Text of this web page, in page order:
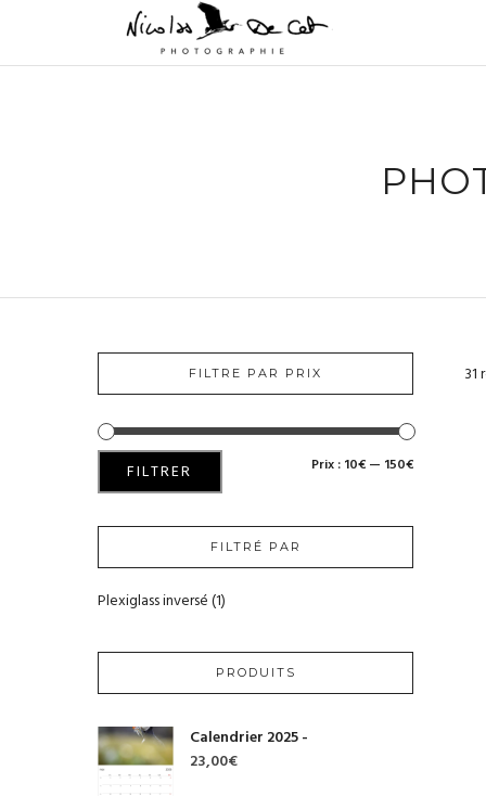
31
FILTRE PAR PRIX
PRIX
MIN
PRIX
MAX
FILTRER Prix : 10€ — 150€
FILTRÉ PAR
Plexiglass inversé(1)
PRODUITS
Calendrier 2025 -
23,00€